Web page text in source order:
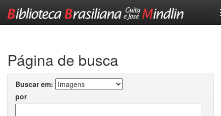
Página de busca
Buscar em:
por